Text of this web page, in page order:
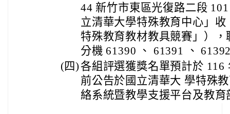
44 新竹市東區光復路二段
立清華大學特殊教育中心」
特殊教育教材教具競賽」）
分機 61390 、 61391 、
(四)各組評選獲獎名單預計於 116
前公告於國立清華大 學特殊
絡系統暨教學支援平台及教